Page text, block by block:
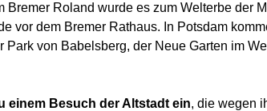
Roland wurde es zum Welterbe der
vor dem Bremer Rathaus. In Potsdam
von Babelsberg, der Neue Garten im
einem Besuch der Altstadt ein, die wegen